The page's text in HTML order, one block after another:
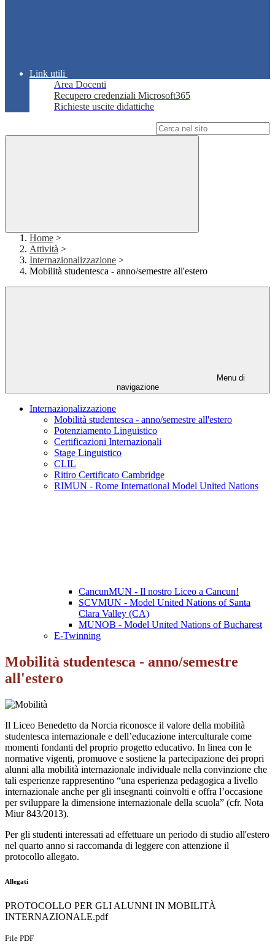
Link utili
Area Docenti
Recupero credenziali Microsoft365
Richieste uscite didattiche
Home >
Attività >
Internazionalizzazione >
Mobilità studentesca - anno/semestre all'estero
Menu di
navigazione
Internazionalizzazione
Mobilità studentesca - anno/semestre all'estero
Potenziamento Linguistico
Certificazioni Internazionali
Stage Linguistico
CLIL
Ritiro Certificato Cambridge
RIMUN - Rome International Model United Nations
CancunMUN - Il nostro Liceo a Cancun!
SCVMUN - Model United Nations of Santa
Clara Valley (CA)
MUNOB - Model United Nations of Bucharest
E-Twinning
Mobilità studentesca - anno/semestre
all'estero
Il Liceo Benedetto da Norcia riconosce il valore della mobilità
studentesca internazionale e dell’educazione interculturale come
momenti fondanti del proprio progetto educativo. In linea con le
normative vigenti, promuove e sostiene la partecipazione dei propri
alunni alla mobilità internazionale individuale nella convinzione che
tali esperienze rappresentino “una esperienza pedagogica a livello
internazionale anche per gli insegnanti coinvolti e offra l’occasione
per sviluppare la dimensione internazionale della scuola” (cfr. Nota
Miur 843/2013).
Per gli studenti interessati ad effettuare un periodo di studio all'estero
nel quarto anno si raccomanda di leggere con attenzione il
protocollo allegato.
Allegati
PROTOCOLLO PER GLI ALUNNI IN MOBILITÀ
INTERNAZIONALE.pdf
File PDF